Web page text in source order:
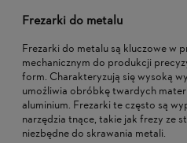
Frezarki do metalu
Frezarki do metalu są kluczowe w
mechanicznym do produkcji
form. Charakteryzują się wysoką
umożliwia obróbkę twardych
aluminium. Frezarki te często są
narzędzia tnące, takie jak frezy ze
niezbędne do skrawania metali.